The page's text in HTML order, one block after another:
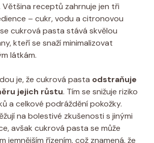
Většina receptů zahrnuje jen tři
– cukr, vodu a citronovou
cukrová pasta stává skvělou
kteří se snaží minimalizovat
látkám.
je, že cukrová pasta odstraňuje
jejich růstu. Tím se snižuje riziko
a celkové podráždění pokožky.
na bolestivé zkušenosti s jinými
avšak cukrová pasta se může
jemnějším řízením, což znamená, že